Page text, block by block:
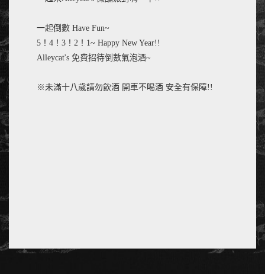
一起倒數 Have Fun~
5！4！3！2！1~ Happy New Year!!
Alleycat's 免費招待倒數氣泡酒~
※未滿十八歲請勿飲酒 開車不喝酒 安全有保障!!